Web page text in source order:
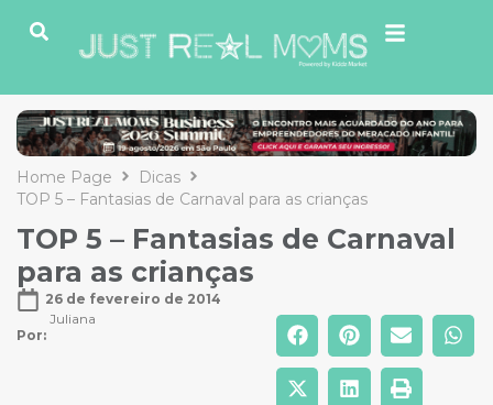
Home Page
Dicas
TOP 5 – Fantasias de Carnaval para as crianças
TOP 5 – Fantasias de Carnaval
para as crianças
26 de fevereiro de 2014
Por:
Juliana